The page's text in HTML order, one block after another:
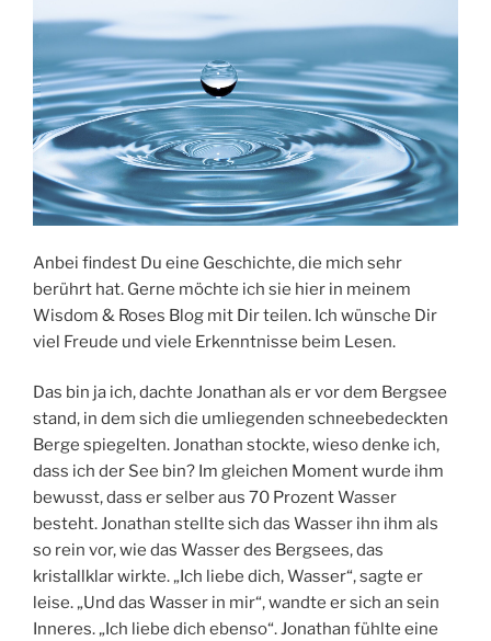
Anbei findest Du eine Geschichte, die mich sehr
berührt hat. Gerne möchte ich sie hier in meinem
Wisdom & Roses Blog mit Dir teilen. Ich wünsche Dir
viel Freude und viele Erkenntnisse beim Lesen.
Das bin ja ich, dachte Jonathan als er vor dem Bergsee
stand, in dem sich die umliegenden schneebedeckten
Berge spiegelten. Jonathan stockte, wieso denke ich,
dass ich der See bin? Im gleichen Moment wurde ihm
bewusst, dass er selber aus 70 Prozent Wasser
besteht. Jonathan stellte sich das Wasser ihn ihm als
so rein vor, wie das Wasser des Bergsees, das
kristallklar wirkte. „Ich liebe dich, Wasser“, sagte er
leise. „Und das Wasser in mir“, wandte er sich an sein
Inneres. „Ich liebe dich ebenso“. Jonathan fühlte eine